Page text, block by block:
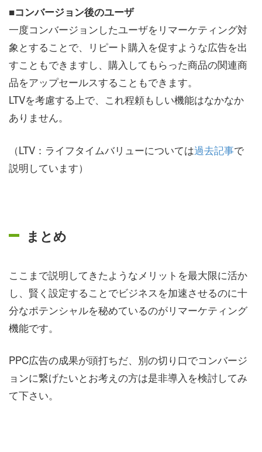
■コンバージョン後のユーザ
一度コンバージョンしたユーザをリマーケティング対
象とすることで、リピート購入を促すような広告を出
すこともできますし、購入してもらった商品の関連商
品をアップセールスすることもできます。
LTVを考慮する上で、これ程頼もしい機能はなかなか
ありません。
（LTV：ライフタイムバリューについては過去記事で
説明しています）
まとめ
ここまで説明してきたようなメリットを最大限に活か
し、賢く設定することでビジネスを加速させるのに十
分なポテンシャルを秘めているのがリマーケティング
機能です。
PPC広告の成果が頭打ちだ、別の切り口でコンバージ
ョンに繋げたいとお考えの方は是非導入を検討してみ
て下さい。